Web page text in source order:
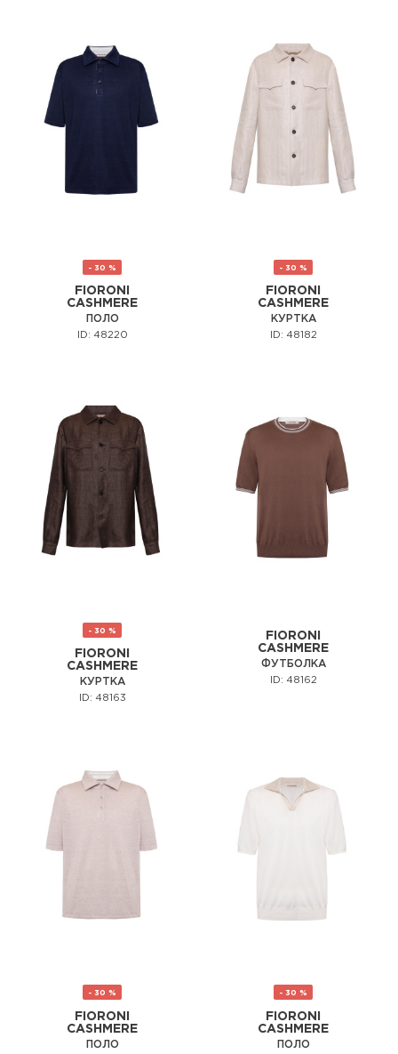
- 30 %
FIORONI
CASHMERE
ПОЛО
ID: 48220
- 30 %
FIORONI
CASHMERE
КУРТКА
ID: 48182
- 30 %
FIORONI
CASHMERE
КУРТКА
ID: 48163
FIORONI
CASHMERE
ФУТБОЛКА
ID: 48162
- 30 %
FIORONI
CASHMERE
ПОЛО
- 30 %
FIORONI
CASHMERE
ПОЛО